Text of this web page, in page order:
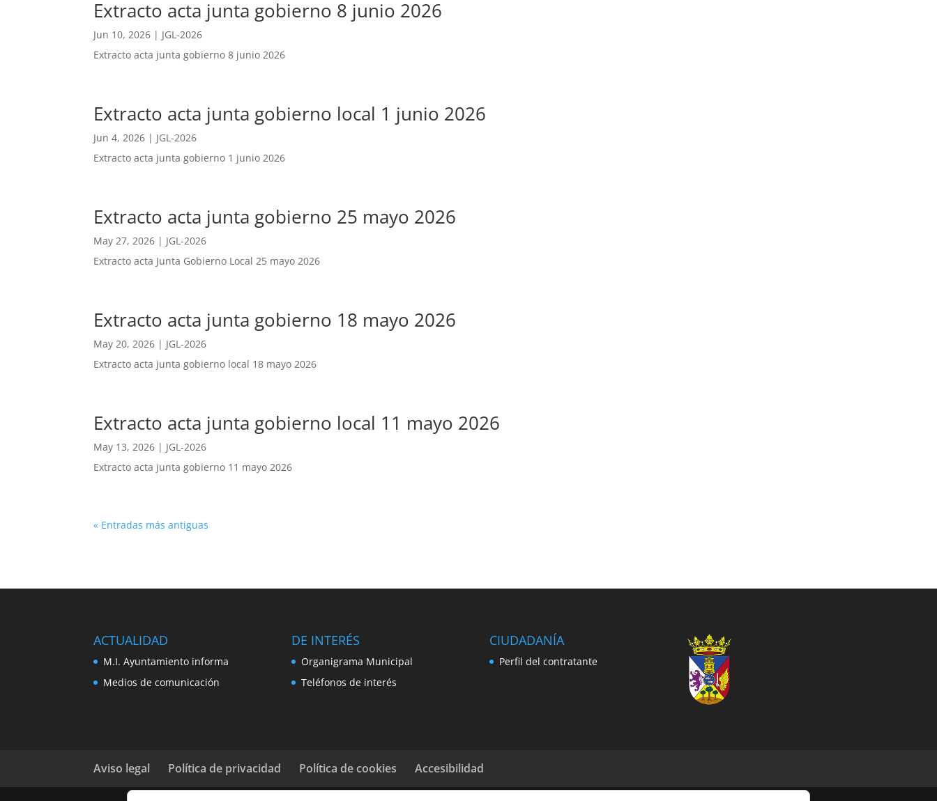
Extracto acta junta gobierno 8 junio 2026
Jun 10, 2026 | JGL-2026
Extracto acta junta gobierno 8 junio 2026
Extracto acta junta gobierno local 1 junio 2026
Jun 4, 2026 | JGL-2026
Extracto acta junta gobierno 1 junio 2026
Extracto acta junta gobierno 25 mayo 2026
May 27, 2026 | JGL-2026
Extracto acta Junta Gobierno Local 25 mayo 2026
Extracto acta junta gobierno 18 mayo 2026
May 20, 2026 | JGL-2026
Extracto acta junta gobierno local 18 mayo 2026
Extracto acta junta gobierno local 11 mayo 2026
May 13, 2026 | JGL-2026
Extracto acta junta gobierno 11 mayo 2026
« Entradas más antiguas
ACTUALIDAD
M.I. Ayuntamiento informa
Medios de comunicación
DE INTERÉS
Organigrama Municipal
Teléfonos de interés
CIUDADANÍA
Perfil del contratante
Aviso legal Política de privacidad Política de cookies Accesibilidad